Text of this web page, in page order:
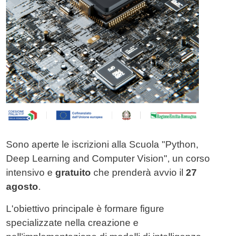
Sono aperte le iscrizioni alla Scuola "Python,
Deep Learning and Computer Vision", un corso
intensivo e gratuito che prenderà avvio il 27
agosto.
L'obiettivo principale è formare figure
specializzate nella creazione e